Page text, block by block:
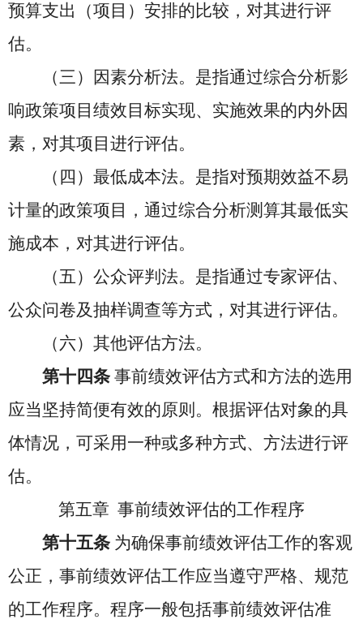
预算支出（项目）安排的比较，对其进行评
估。
（三）因素分析法。是指通过综合分析影
响政策项目绩效目标实现、实施效果的内外因
素，对其项目进行评估。
（四）最低成本法。是指对预期效益不易
计量的政策项目，通过综合分析测算其最低实
施成本，对其进行评估。
（五）公众评判法。是指通过专家评估、
公众问卷及抽样调查等方式，对其进行评估。
（六）其他评估方法。
第十四条 事前绩效评估方式和方法的选用
应当坚持简便有效的原则。根据评估对象的具
体情况，可采用一种或多种方式、方法进行评
估。
第五章 事前绩效评估的工作程序
第十五条 为确保事前绩效评估工作的客观
公正，事前绩效评估工作应当遵守严格、规范
的工作程序。程序一般包括事前绩效评估准